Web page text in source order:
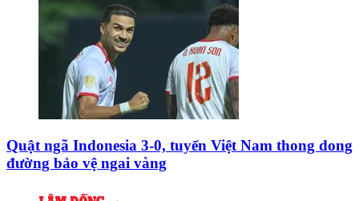
Quật ngã Indonesia 3-0, tuyển Việt Nam thong dong
đường bảo vệ ngai vàng